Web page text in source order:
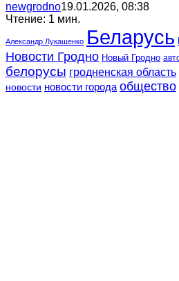
newgrodno19.01.2026, 08:38
Чтение: 1 мин.
Александр Лукашенко Беларусь
Новости Гродно Новый Гродно
белорусы гродненская область
новости новости города общество